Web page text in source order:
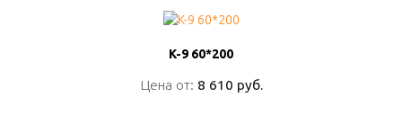
K-9 60*200
Цена от: 8 610 руб.
K-9 60*200
Цена от: 8 610 руб.